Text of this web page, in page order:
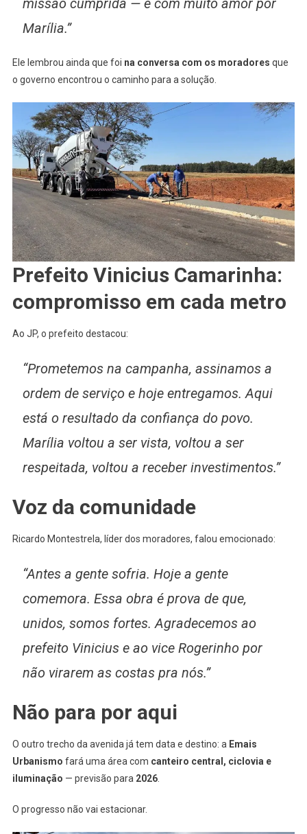
missão cumprida — e com muito amor por
Marília.”
Ele lembrou ainda que foi na conversa com os moradores que
o governo encontrou o caminho para a solução.
Prefeito Vinicius Camarinha:
compromisso em cada metro
Ao JP, o prefeito destacou:
“Prometemos na campanha, assinamos a
ordem de serviço e hoje entregamos. Aqui
está o resultado da confiança do povo.
Marília voltou a ser vista, voltou a ser
respeitada, voltou a receber investimentos.”
Voz da comunidade
Ricardo Montestrela, líder dos moradores, falou emocionado:
“Antes a gente sofria. Hoje a gente
comemora. Essa obra é prova de que,
unidos, somos fortes. Agradecemos ao
prefeito Vinicius e ao vice Rogerinho por
não virarem as costas pra nós.”
Não para por aqui
O outro trecho da avenida já tem data e destino: a Emais
Urbanismo fará uma área com canteiro central, ciclovia e
iluminação — previsão para 2026.
O progresso não vai estacionar.